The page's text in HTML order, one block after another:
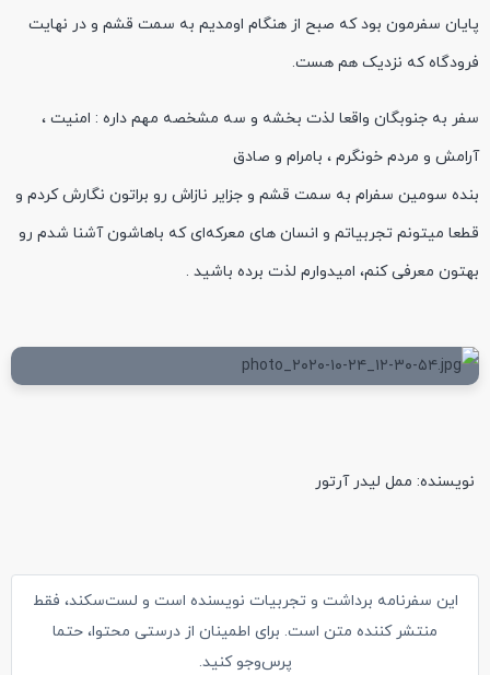
پایان سفرمون بود که صبح از هنگام اومدیم به سمت قشم و در نهایت
فرودگاه که نزدیک هم هست.
سفر به جنوبگان واقعا لذت بخشه و سه مشخصه مهم داره : امنیت ،
آرامش و مردم خونگرم ، بامرام و صادق
بنده سومین سفرام به سمت قشم و جزایر نازاش رو براتون نگارش کردم و
قطعا میتونم تجربیاتم و انسان های معرکه‌ای که باهاشون آشنا شدم رو
بهتون معرفی کنم، امیدوارم لذت برده باشید .
نویسنده: ممل لیدر آرتور
این سفرنامه برداشت و تجربیات نویسنده است و لست‌سکند، فقط
منتشر کننده متن است. برای اطمینان از درستی محتوا، حتما
پرس‌وجو کنید.